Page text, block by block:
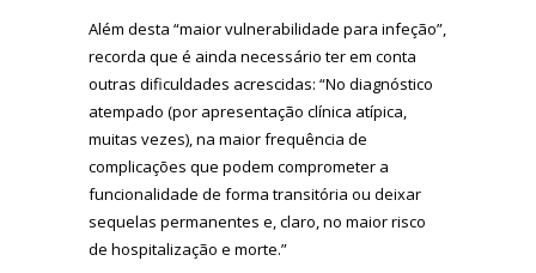
Além desta “maior vulnerabilidade para infeção”,
recorda que é ainda necessário ter em conta
outras dificuldades acrescidas: “No diagnóstico
atempado (por apresentação clínica atípica,
muitas vezes), na maior frequência de
complicações que podem comprometer a
funcionalidade de forma transitória ou deixar
sequelas permanentes e, claro, no maior risco
de hospitalização e morte.”